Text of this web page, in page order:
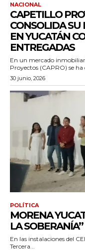
NACIONAL
CAPETILLO
CONSOLIDA
EN YUCATÁN
ENTREGADAS
En un mercado
Proyectos (CAPRO) se ha
30 junio, 2026
POLÍTICA
MORENA
LA
En las instalaciones del
Tercera...